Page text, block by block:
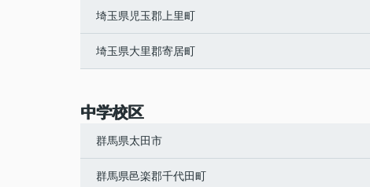
埼玉県児玉郡上里町
埼玉県大里郡寄居町
中学校区
群馬県太田市
群馬県邑楽郡千代田町